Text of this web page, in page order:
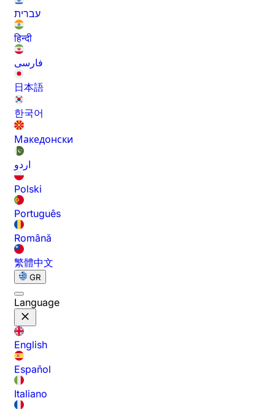
עברית
हिन्दी
فارسی
日本語
한국어
Македонски
اردو
Polski
Português
Română
繁體中文
GR
Language
English
Español
Italiano